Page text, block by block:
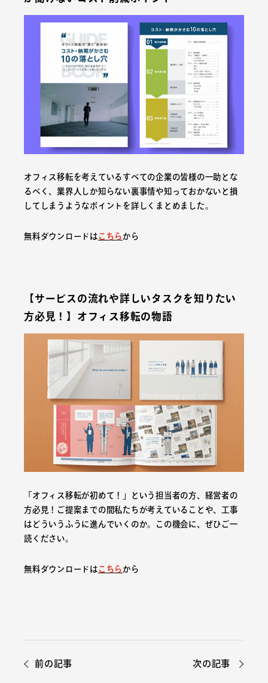
オフィス移転を考えているすべての企業の皆様の一助とな
るべく、業界人しか知らない裏事情や知っておかないと損
してしまうようなポイントを詳しくまとめました。
無料ダウンロードは こちら から
【サービスの流れや詳しいタスクを知りたい
方必見！】オフィス移転の物語
「オフィス移転が初めて！」という担当者の方、経営者の
方必見！ご提案までの間私たちが考えていることや、工事
はどういうふうに進んでいくのか。この機会に、ぜひご一
読ください。
無料ダウンロードは こちら から
前の記事 次の記事